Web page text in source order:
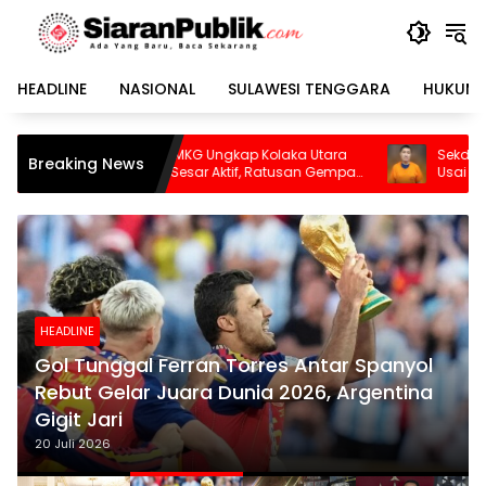
Langsung
konten
HEADLINE
NASIONAL SULAWESI TENGGARA HUKUM
Breaking News
Utara
Gempa
Sekda Konawe Selatan Dinonaktifkan
Usai Jadi Tersangka
HEADLINE
Gol Tunggal Ferran Torres Antar Spanyol
Rebut Gelar Juara Dunia 2026, Argentina
Gigit Jari
20 Juli 2026